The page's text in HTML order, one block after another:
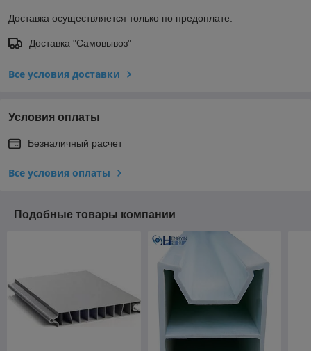
Доставка осуществляется только по предоплате.
Доставка "Самовывоз"
Все условия доставки
Условия оплаты
Безналичный расчет
Все условия оплаты
Подобные товары компании